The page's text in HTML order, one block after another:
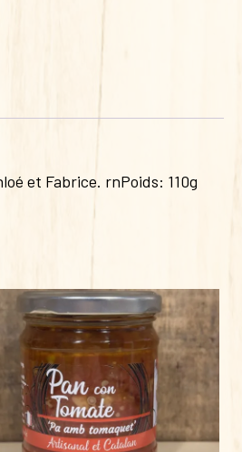
et Fabrice. rnPoids: 110g